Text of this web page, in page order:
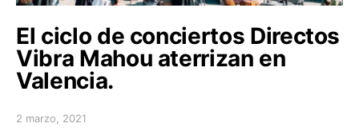
El ciclo de conciertos Directos
Vibra Mahou aterrizan en
Valencia.
Posted on
2 marzo, 2021